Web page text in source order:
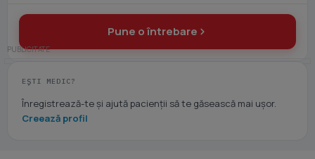
Pune o întrebare
EȘTI MEDIC?
Înregistrează-te și ajută pacienții să te găsească mai ușor.
Creează profil